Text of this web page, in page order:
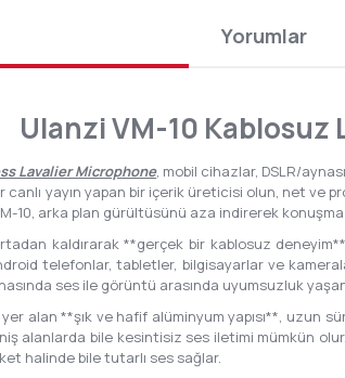
Yorumlar
Ulanzi VM-10 Kablosuz
Lavalier Microphone, mobil cihazlar, DSLR/
canlı yayın yapan bir içerik üreticisi olun, net ve
10, arka plan gürültüsünü aza indirerek
kaldırarak **gerçek bir kablosuz
telefonlar, tabletler, bilgisayarlar ve
ses ile görüntü arasında uyumsuzluk
alan **şık ve hafif alüminyum yapısı**, uzun
alanlarda bile kesintisiz ses iletimi mümkün
halinde bile tutarlı ses sağlar.